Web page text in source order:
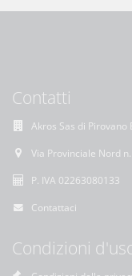
Contatti
Akros Sas di Pirovano
Via Provinciale Nord
P. IVA 02263080133
Contattaci
Condizioni